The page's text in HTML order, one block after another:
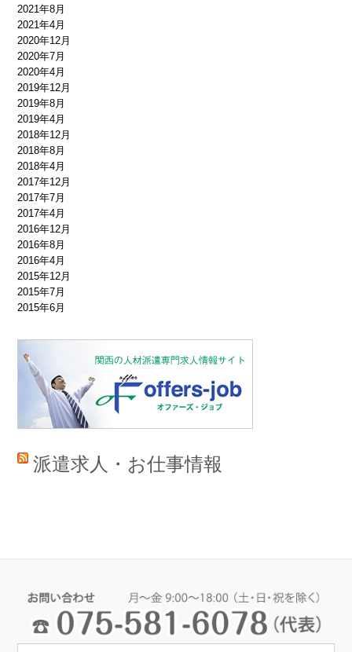
2021年8月
2021年4月
2020年12月
2020年7月
2020年4月
2019年12月
2019年8月
2019年4月
2018年12月
2018年8月
2018年4月
2017年12月
2017年7月
2017年4月
2016年12月
2016年8月
2016年4月
2015年12月
2015年7月
2015年6月
派遣求人・お仕事情報